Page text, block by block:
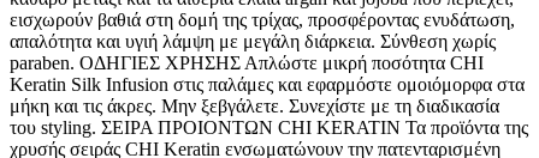
εισχωρούν βαθιά στη δομή της τρίχας, προσφέροντας ενυδάτωση,
απαλότητα και υγιή λάμψη με μεγάλη διάρκεια. Σύνθεση χωρίς
paraben. ΟΔΗΓΙΕΣ ΧΡΗΣΗΣ Απλώστε μικρή ποσότητα CHI
Keratin Silk Infusion στις παλάμες και εφαρμόστε ομοιόμορφα στα
μήκη και τις άκρες. Μην ξεβγάλετε. Συνεχίστε με τη διαδικασία
του styling. ΣΕΙΡΑ ΠΡΟΙΟΝΤΩΝ CHI KERATIN Τα προϊόντα της
χρυσής σειράς CHI Keratin ενσωματώνουν την πατενταρισμένη